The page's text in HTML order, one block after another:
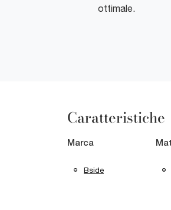
ottimale.
Caratteristiche
Marca
Bside